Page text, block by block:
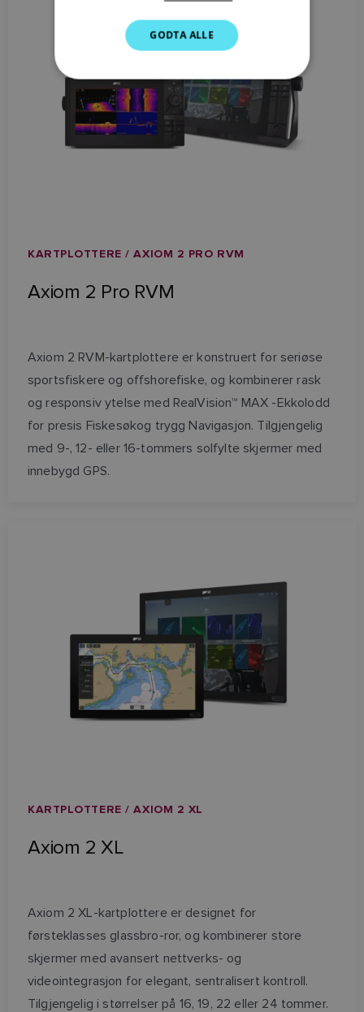
KARTPLOTTERE / AXIOM 2 PRO RVM
Axiom 2 Pro RVM
Axiom 2 RVM-kartplottere er konstruert for seriøse
sportsfiskere og offshorefiske, og kombinerer rask
og responsiv ytelse med RealVision™ MAX -Ekkolodd
for presis Fiskesøkog trygg Navigasjon. Tilgjengelig
med 9-, 12- eller 16-tommers solfylte skjermer med
innebygd GPS.
KARTPLOTTERE / AXIOM 2 XL
Axiom 2 XL
Axiom 2 XL-kartplottere er designet for
førsteklasses glassbro-ror, og kombinerer store
skjermer med avansert nettverks- og
videointegrasjon for elegant, sentralisert kontroll.
Tilgjengelig i størrelser på 16, 19, 22 eller 24 tommer.
SPANISH
FINNISH
GODTA ALLE